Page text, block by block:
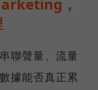
聯聲量、流量
據能否真正累